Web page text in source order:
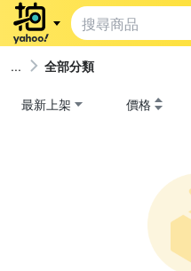
全部分類
最新上架 價格